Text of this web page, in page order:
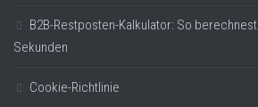
B2B-Restposten-Kalkulator: So
Sekunden
Cookie-Richtlinie